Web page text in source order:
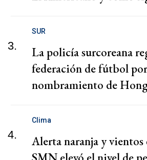
3.
SUR
La policía surcoreana
federación de fútbol
nombramiento de
4.
Clima
Alerta naranja y